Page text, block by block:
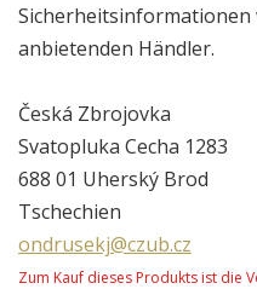
Sicherheitsinformationen
anbietenden Händler.
Česká Zbrojovka
Svatopluka Cecha 1283
688 01 Uherský Brod
Tschechien
ondrusekj@czub.cz
Zum Kauf dieses Produkts ist die